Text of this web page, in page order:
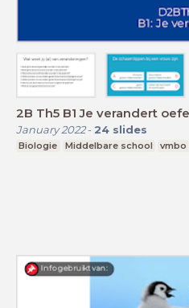
2B Th5 B1 Je verandert
January 2022- 24 slides
Biologie Middelbare school vmbo